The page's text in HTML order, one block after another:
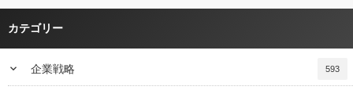
カテゴリー
keyboard_arrow_down 企業戦略 593